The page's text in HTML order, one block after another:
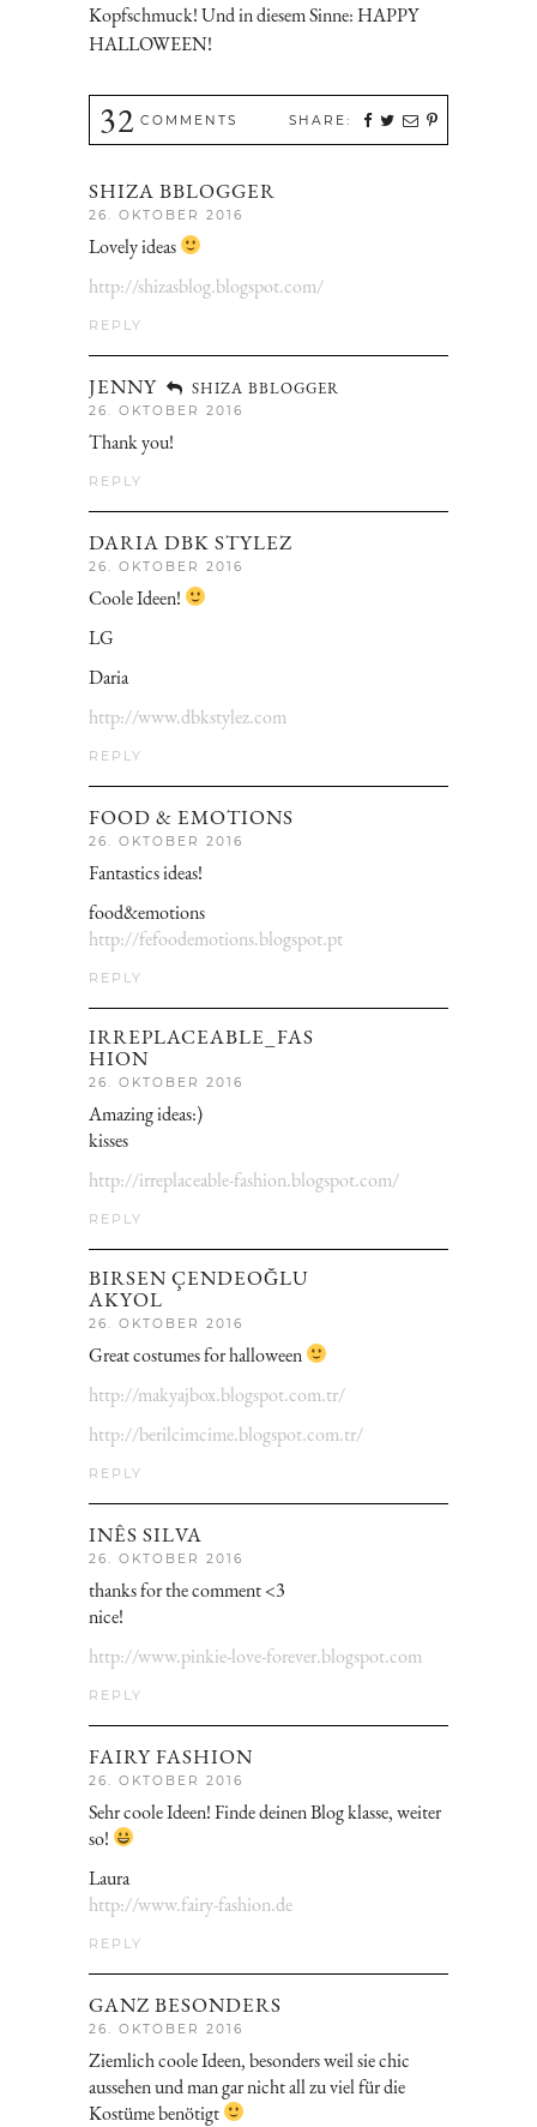
Kopfschmuck! Und in diesem Sinne: HAPPY
HALLOWEEN!
32 COMMENTS SHARE:
SHIZA BBLOGGER
26. OKTOBER 2016
Lovely ideas
http://shizasblog.blogspot.com/
REPLY
JENNY SHIZA BBLOGGER
26. OKTOBER 2016
Thank you!
REPLY
DARIA DBK STYLEZ
26. OKTOBER 2016
Coole Ideen!
LG
Daria
http://www.dbkstylez.com
REPLY
FOOD & EMOTIONS
26. OKTOBER 2016
Fantastics ideas!
food&emotions
http://fefoodemotions.blogspot.pt
REPLY
IRREPLACEABLE_FAS
HION
26. OKTOBER 2016
Amazing ideas:)
kisses
http://irreplaceable-fashion.blogspot.com/
REPLY
BIRSEN ÇENDEOĞLU
AKYOL
26. OKTOBER 2016
Great costumes for halloween
http://makyajbox.blogspot.com.tr/
http://berilcimcime.blogspot.com.tr/
REPLY
INÊS SILVA
26. OKTOBER 2016
thanks for the comment <3
nice!
http://www.pinkie-love-forever.blogspot.com
REPLY
FAIRY FASHION
26. OKTOBER 2016
Sehr coole Ideen! Finde deinen Blog klasse, weiter
so!
Laura
http://www.fairy-fashion.de
REPLY
GANZ BESONDERS
26. OKTOBER 2016
Ziemlich coole Ideen, besonders weil sie chic
aussehen und man gar nicht all zu viel für die
Kostüme benötigt